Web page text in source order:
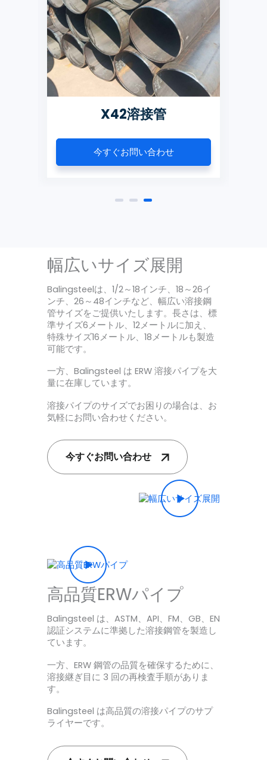
X42溶接管
今すぐお問い合わせ
幅広いサイズ展開
Balingsteelは、1/2～18インチ、18～26イ
ンチ、26～48インチなど、幅広い溶接鋼
管サイズをご提供いたします。長さは、標
準サイズ6メートル、12メートルに加え、
特殊サイズ16メートル、18メートルも製造
可能です。
一方、Balingsteel は ERW 溶接パイプを大
量に在庫しています。
溶接パイプのサイズでお困りの場合は、お
気軽にお問い合わせください。
今すぐお問い合わせ
高品質ERWパイプ
Balingsteel は、ASTM、API、FM、GB、EN
認証システムに準拠した溶接鋼管を製造し
ています。
一方、ERW 鋼管の品質を確保するために、
溶接継ぎ目に 3 回の再検査手順がありま
す。
Balingsteel は高品質の溶接パイプのサプ
ライヤーです。